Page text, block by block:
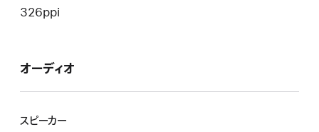
326ppi
オーディオ
スピーカー